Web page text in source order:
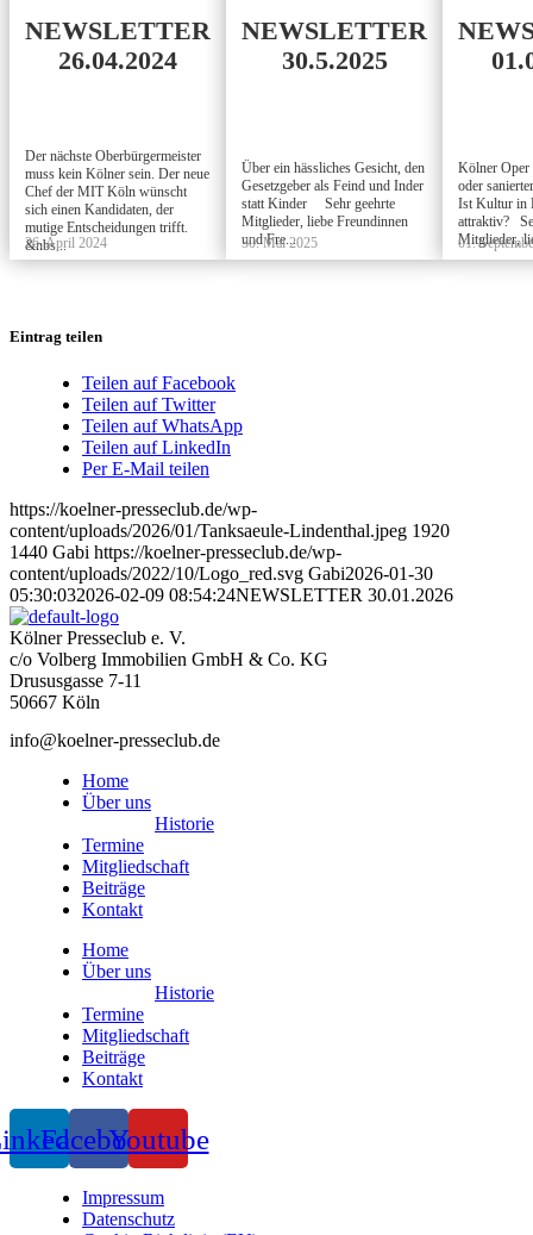
NEWSLETTER
26.04.2024
Der nächste Oberbürgermeister
muss kein Kölner sein. Der neue
Chef der MIT Köln wünscht
sich einen Kandidaten, der
mutige Entscheidungen trifft.
&nbs...
26. April 2024
NEWSLETTER
30.5.2025
Über ein hässliches Gesicht, den
Gesetzgeber als Feind und Inder
statt Kinder Sehr geehrte
Mitglieder, liebe Freundinnen
und Fre...
30. Mai 2025
Kölner Oper
oder
Ist Kultur in
attraktiv?
Mitglieder,
01.
Eintrag teilen
Teilen auf Facebook
Teilen auf Twitter
Teilen auf WhatsApp
Teilen auf LinkedIn
Per E-Mail teilen
https://koelner-presseclub.de/wp-
content/uploads/2026/01/Tanksaeule-Lindenthal.jpeg 1920
1440 Gabi https://koelner-presseclub.de/wp-
content/uploads/2022/10/Logo_red.svg Gabi2026-01-30
05:30:032026-02-09 08:54:24NEWSLETTER 30.01.2026
Kölner Presseclub e. V.
c/o Volberg Immobilien GmbH & Co. KG
Drususgasse 7-11
50667 Köln
info@koelner-presseclub.de
Home
Über uns
Historie
Termine
Mitgliedschaft
Beiträge
Kontakt
Home
Über uns
Historie
Termine
Mitgliedschaft
Beiträge
Kontakt
FacebookYoutube
Impressum
Datenschutz